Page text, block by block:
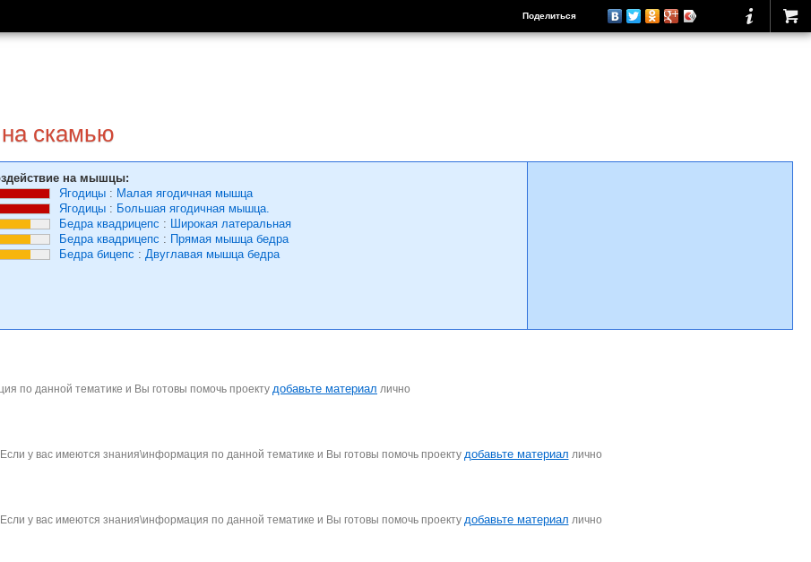
Поделиться
скамью
на мышцы:
Ягодицы : Малая ягодичная мышца
Ягодицы : Большая ягодичная мышца.
Бедра квадрицепс : Широкая латеральная
Бедра квадрицепс : Прямая мышца бедра
Бедра бицепс : Двуглавая мышца бедра
по данной тематике и Вы готовы помочь проекту добавьте материал лично
Если у вас имеются знания\информация по данной тематике и Вы готовы помочь проекту добавьте материал лично
Если у вас имеются знания\информация по данной тематике и Вы готовы помочь проекту добавьте материал лично